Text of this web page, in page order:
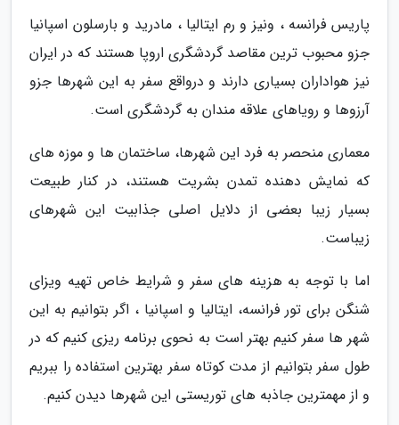
پاریس فرانسه ، ونیز و رم ایتالیا ، مادرید و بارسلون اسپانیا
جزو محبوب ترین مقاصد گردشگری اروپا هستند که در ایران
نیز هواداران بسیاری دارند و درواقع سفر به این شهرها جزو
آرزوها و رویاهای علاقه مندان به گردشگری است.
معماری منحصر به فرد این شهرها، ساختمان ها و موزه های
که نمایش دهنده تمدن بشریت هستند، در کنار طبیعت
بسیار زیبا بعضی از دلایل اصلی جذابیت این شهرهای
زیباست.
اما با توجه به هزینه های سفر و شرایط خاص تهیه ویزای
شنگن برای تور فرانسه، ایتالیا و اسپانیا ، اگر بتوانیم به این
شهر ها سفر کنیم بهتر است به نحوی برنامه ریزی کنیم که در
طول سفر بتوانیم از مدت کوتاه سفر بهترین استفاده را ببریم
و از مهمترین جاذبه های توریستی این شهرها دیدن کنیم.